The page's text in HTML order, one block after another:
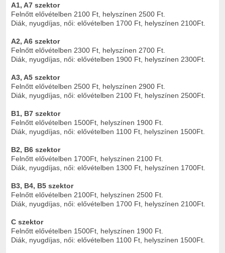
A1, A7 szektor
Felnőtt elővételben 2100 Ft, helyszínen 2500 Ft.
Diák, nyugdíjas, női: elővételben 1700 Ft, helyszínen 2100Ft.
A2, A6 szektor
Felnőtt elővételben 2300 Ft, helyszínen 2700 Ft.
Diák, nyugdíjas, női: elővételben 1900 Ft, helyszínen 2300Ft.
A3, A5 szektor
Felnőtt elővételben 2500 Ft, helyszínen 2900 Ft.
Diák, nyugdíjas, női: elővételben 2100 Ft, helyszínen 2500Ft.
B1, B7 szektor
Felnőtt elővételben 1500Ft, helyszínen 1900 Ft.
Diák, nyugdíjas, női: elővételben 1100 Ft, helyszínen 1500Ft.
B2, B6 szektor
Felnőtt elővételben 1700Ft, helyszínen 2100 Ft.
Diák, nyugdíjas, női: elővételben 1300 Ft, helyszínen 1700Ft.
B3, B4, B5 szektor
Felnőtt elővételben 2100Ft, helyszínen 2500 Ft.
Diák, nyugdíjas, női: elővételben 1700 Ft, helyszínen 2100Ft.
C szektor
Felnőtt elővételben 1500Ft, helyszínen 1900 Ft.
Diák, nyugdíjas, női: elővételben 1100 Ft, helyszínen 1500Ft.